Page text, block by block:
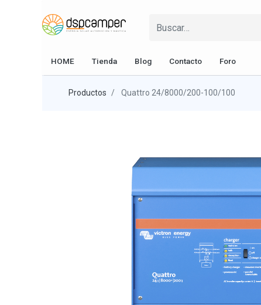
HOME Tienda Blog Contacto Foro
Productos Quattro 24/8000/200-100/100